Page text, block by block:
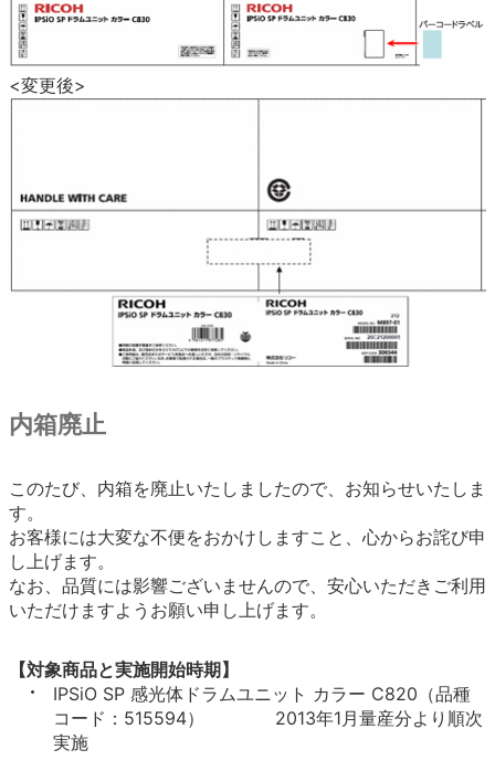
<変更後>
内箱廃止
このたび、内箱を廃止いたしましたので、お知らせいたしま
す。
お客様には大変な不便をおかけしますこと、心からお詫び申
し上げます。
なお、品質には影響ございませんので、安心いただきご利用
いただけますようお願い申し上げます。
【対象商品と実施開始時期】
IPSiO SP 感光体ドラムユニット カラー C820（品種
コード：515594） 2013年1月量産分より順次
実施